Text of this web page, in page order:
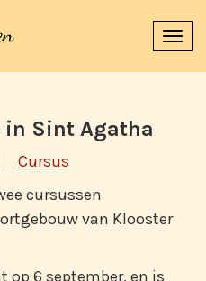
in Sint Agatha
Cursus
cursussen
van Klooster
op 6 september, en is